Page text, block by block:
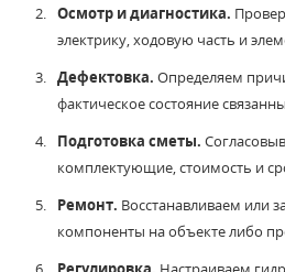
Осмотр и диагностика.
электрику, ходовую часть и
Дефектовка. Определяем
фактическое состояние
Подготовка сметы.
комплектующие, стоимость и
Ремонт. Восстанавливаем или
компоненты на объекте либо